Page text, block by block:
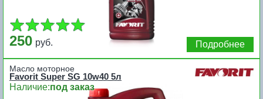
250 руб. Подробнее
Масло моторное
Favorit Super SG 10w40 5л
Наличие:под заказ